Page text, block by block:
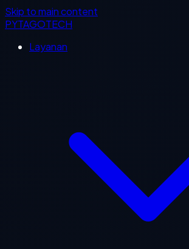
Skip to main content
PYTAGOTECH
Layanan